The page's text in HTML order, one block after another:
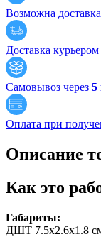
Возможна
Доставка курьером
Самовывоз через 5
Оплата при
Описание
Как это
Габариты:
ДШТ 7.5х2.6х1.8